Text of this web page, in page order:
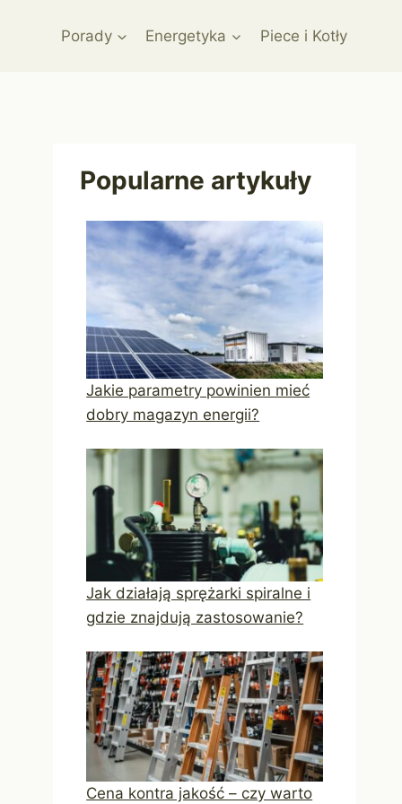
Porady Energetyka Piece i Kotły
Popularne artykuły
Jakie parametry powinien mieć
dobry magazyn energii?
Jak działają sprężarki spiralne i
gdzie znajdują zastosowanie?
Cena kontra jakość – czy warto